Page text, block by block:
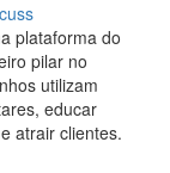
plataforma do
pilar no
utilizam
educar
atrair clientes.